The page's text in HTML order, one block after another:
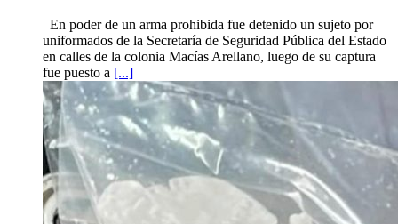
En poder de un arma prohibida fue detenido un sujeto por
uniformados de la Secretaría de Seguridad Pública del Estado
en calles de la colonia Macías Arellano, luego de su captura
fue puesto a [...]